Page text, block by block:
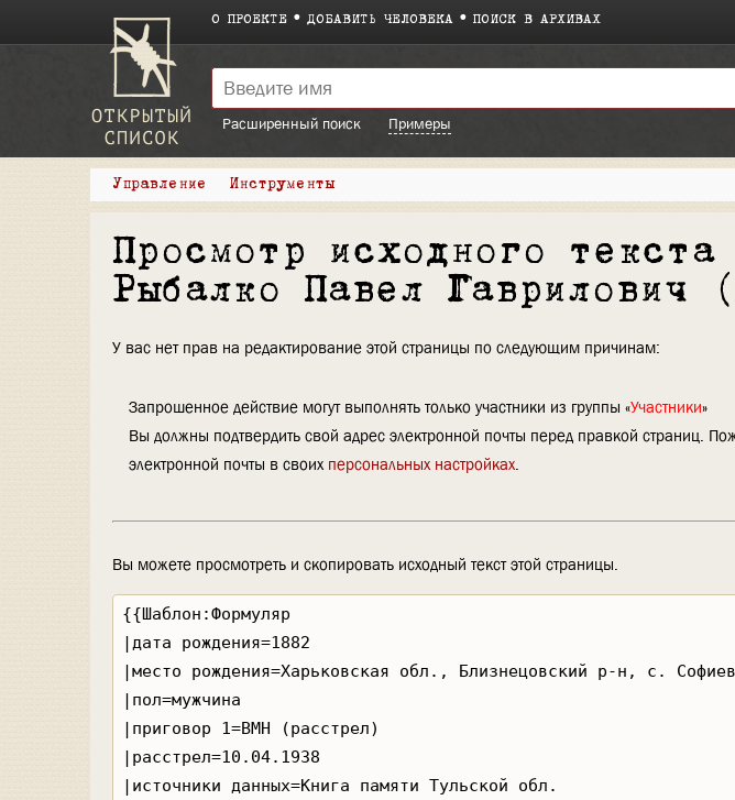
О ПРОЕКТЕ ДОБАВИТЬ ЧЕЛОВЕКА ПОИСК В АРХИВАХ
Расширенный поиск
Примеры
Управление Инструменты
Просмотр исходного текста
Рыбалко Павел Гаврилович
У вас нет прав на редактирование этой страницы по следующим причинам:
Запрошенное действие могут выполнять только участники из группы «Участники»
Вы должны подтвердить свой адрес электронной почты перед правкой страниц.
электронной почты в своих персональных настройках.
Вы можете просмотреть и скопировать исходный текст этой страницы.